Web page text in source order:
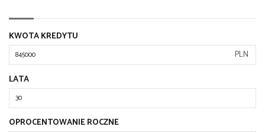
KWOTA KREDYTU
PLN
LATA
OPROCENTOWANIE ROCZNE